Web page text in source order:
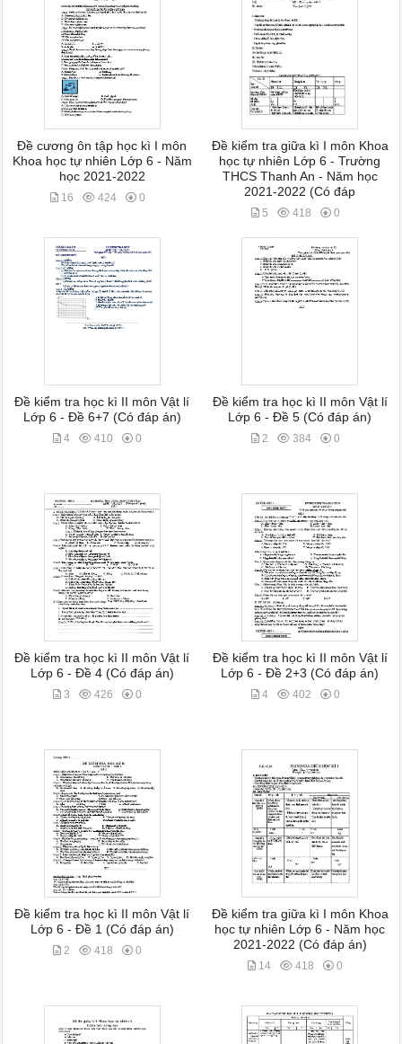
Đề cương ôn tập học kì I môn
Khoa học tự nhiên Lớp 6 - Năm
học 2021-2022
16 424 0
Đề kiểm tra giữa kì I môn Khoa
học tự nhiên Lớp 6 - Trường
THCS Thanh An - Năm học
2021-2022 (Có đáp
5 418 0
Đề kiểm tra học kì II môn Vật lí
Lớp 6 - Đề 6+7 (Có đáp án)
4 410 0
Đề kiểm tra học kì II môn Vật lí
Lớp 6 - Đề 5 (Có đáp án)
2 384 0
Đề kiểm tra học kì II môn Vật lí
Lớp 6 - Đề 4 (Có đáp án)
3 426 0
Đề kiểm tra học kì II môn Vật lí
Lớp 6 - Đề 2+3 (Có đáp án)
4 402 0
Đề kiểm tra học kì II môn Vật lí
Lớp 6 - Đề 1 (Có đáp án)
2 418 0
Đề kiểm tra giữa kì I môn Khoa
học tự nhiên Lớp 6 - Năm học
2021-2022 (Có đáp án)
14 418 0